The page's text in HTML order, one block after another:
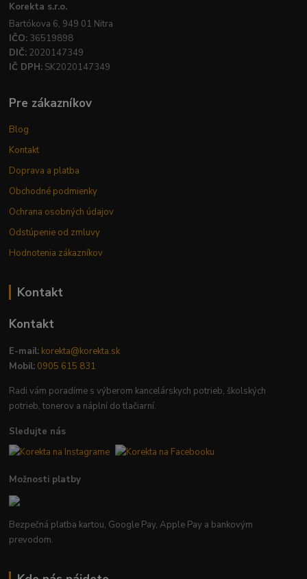
Korekta s.r.o.
Bartókova 6, 949 01 Nitra
IČO: 36519898
DIČ: 2020147349
IČ DPH: SK2020147349
Pre zákazníkov
Blog
Kontakt
Doprava a platba
Obchodné podmienky
Ochrana osobných údajov
Odstúpenie od zmluvy
Hodnotenia zákazníkov
Kontakt
Kontakt
E-mail: korekta@korekta.sk
Mobil: 0905 615 831
Radi vám poradíme s výberom kancelárskych potrieb, školských
potrieb, tonerov a náplní do tlačiarní.
Sledujte nás
Možnosti platby
Bezpečná platba kartou, Google Pay, Apple Pay a bankovým
prevodom.